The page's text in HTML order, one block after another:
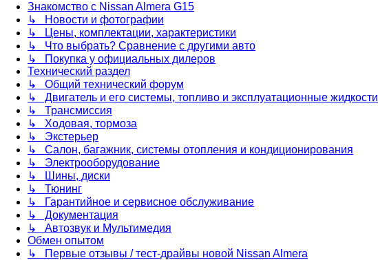
Знакомство с Nissan Almera G15
↳ Новости и фотографии
↳ Цены, комплектации, характеристики
↳ Что выбрать? Сравнение с другими авто
↳ Покупка у официальных дилеров
Технический раздел
↳ Общий технический форум
↳ Двигатель и его системы, топливо и эксплуатационные жидкости
↳ Трансмиссия
↳ Ходовая, тормоза
↳ Экстерьер
↳ Салон, багажник, системы отопления и кондиционирования
↳ Электрооборудование
↳ Шины, диски
↳ Тюнинг
↳ Гарантийное и сервисное обслуживание
↳ Документация
↳ Автозвук и Мультимедия
Обмен опытом
↳ Первые отзывы / тест-драйвы новой Nissan Almera